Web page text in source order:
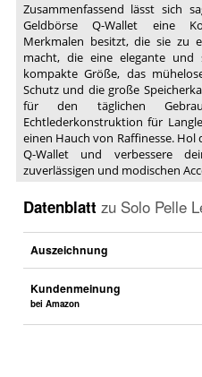
Zusammenfassend lässt sich
Geldbörse Q-Wallet eine
Merkmalen besitzt, die sie zu
macht, die eine elegante und
kompakte Größe, das
Schutz und die große
für den täglichen
Echtlederkonstruktion für
einen Hauch von Raffinesse. Hol
Q-Wallet und verbessere
zuverlässigen und modischen
Datenblatt zu Solo Pelle
Auszeichnung
Kundenmeinung
bei Amazon